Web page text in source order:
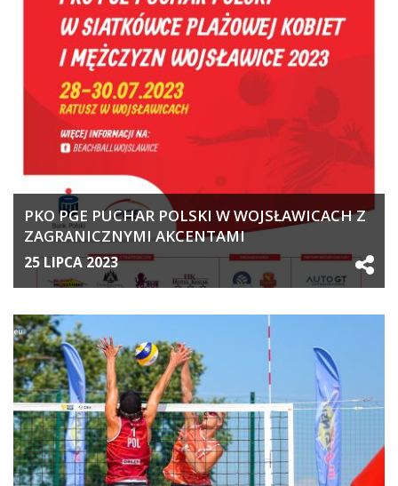
PKO PGE PUCHAR POLSKI W WOJSŁAWICACH Z
ZAGRANICZNYMI AKCENTAMI
25 LIPCA 2023